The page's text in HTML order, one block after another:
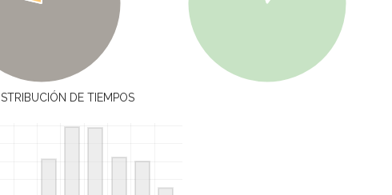
DE TIEMPOS